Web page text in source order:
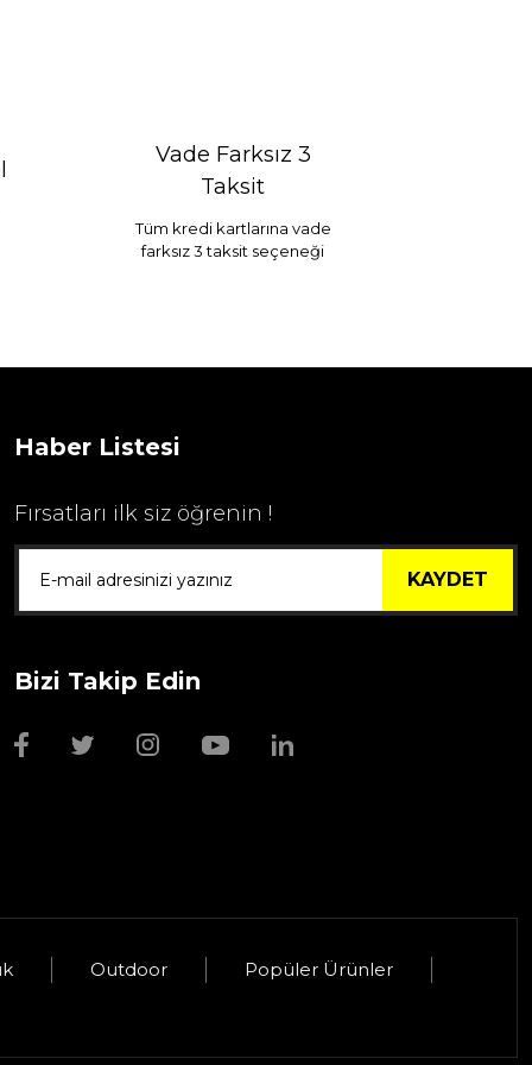
Wmf Bıçak Bileyi
Vade Farksız 3
Taksit
Tüm kredi kartlarına vade
farksız 3 taksit seçeneği
Haber Listesi
Fırsatları ilk siz öğrenin !
KAYDET
Bizi Takip Edin
Outdoor
Popüler Ürünler